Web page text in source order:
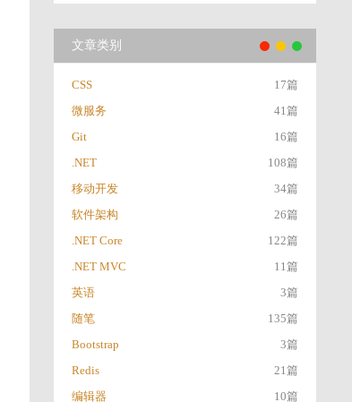
文章类别
CSS
17篇
微服务
41篇
Git
16篇
.NET
108篇
移动开发
34篇
软件架构
26篇
.NET Core
122篇
.NET MVC
11篇
英语
3篇
随笔
135篇
Bootstrap
3篇
Redis
21篇
编辑器
10篇